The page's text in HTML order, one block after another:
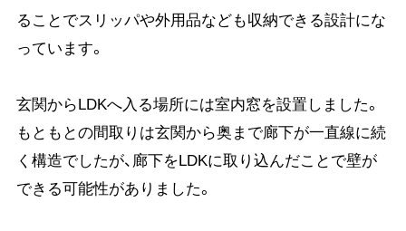
ることでスリッパや外用品なども収納できる設計にな
っています。
玄関からLDKへ入る場所には室内窓を設置しました。
もともとの間取りは玄関から奥まで廊下が一直線に続
く構造でしたが、廊下をLDKに取り込んだことで壁が
できる可能性がありました。